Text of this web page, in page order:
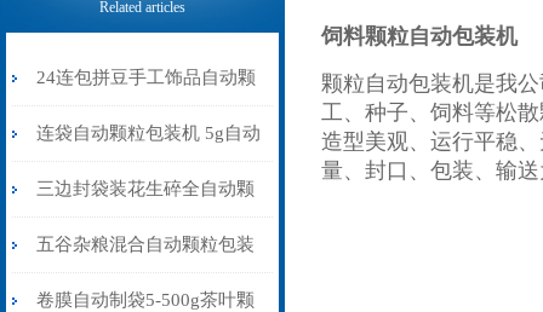
Related articles
24连包拼豆手工饰品自动颗
粒包装机防静电不堵料
连袋自动颗粒包装机 5g自动
计量包装机 三边封打包机
三边封袋装花生碎全自动颗
粒包装机1000克\包
五谷杂粮混合自动颗粒包装
机30-70克\包背封
卷膜自动制袋5-500g茶叶颗
饲料颗粒自动包装机
颗粒自动包装机是我
工、种子、饲料等松
造型美观、运行平稳
量、封口、包装、输